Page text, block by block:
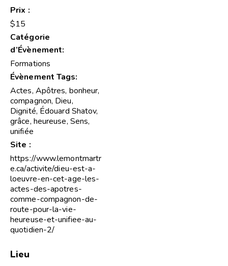
Prix :
$15
Catégorie
d’Évènement:
Formations
Évènement Tags:
Actes, Apôtres, bonheur,
compagnon, Dieu,
Dignité, Édouard Shatov,
grâce, heureuse, Sens,
unifiée
Site :
https://www.lemontmartr
e.ca/activite/dieu-est-a-
loeuvre-en-cet-age-les-
actes-des-apotres-
comme-compagnon-de-
route-pour-la-vie-
heureuse-et-unifiee-au-
quotidien-2/
Lieu